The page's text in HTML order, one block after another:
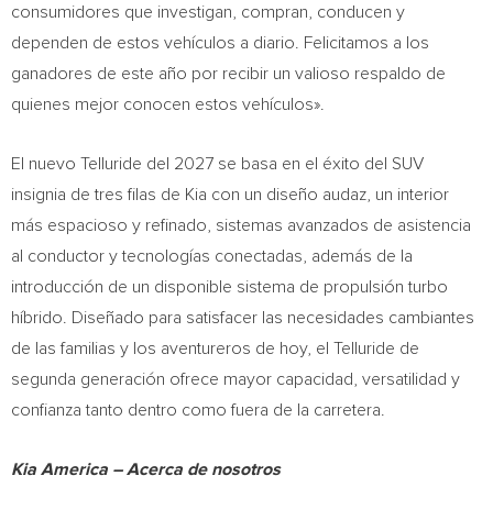
consumidores que investigan, compran, conducen y
dependen de estos vehículos a diario. Felicitamos a los
ganadores de este año por recibir un valioso respaldo de
quienes mejor conocen estos vehículos».
El nuevo Telluride del 2027 se basa en el éxito del SUV
insignia de tres filas de Kia con un diseño audaz, un interior
más espacioso y refinado, sistemas avanzados de asistencia
al conductor y tecnologías conectadas, además de la
introducción de un disponible sistema de propulsión turbo
híbrido. Diseñado para satisfacer las necesidades cambiantes
de las familias y los aventureros de hoy, el Telluride de
segunda generación ofrece mayor capacidad, versatilidad y
confianza tanto dentro como fuera de la carretera.
Kia America – Acerca de nosotros